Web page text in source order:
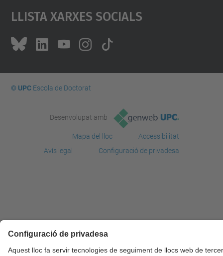
Llista Xarxes Socials
© UPCEscola de Doctorat
Desenvolupat amb
Mapa del lloc
Accessibilitat
Avís legal
Configuració de privadesa